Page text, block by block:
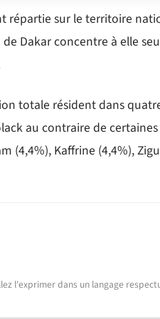
répartie sur le territoire
Dakar concentre à elle
totale résident dans
au contraire de
(4,4%), Kaffrine (4,4%),
l'exprimer dans un langage